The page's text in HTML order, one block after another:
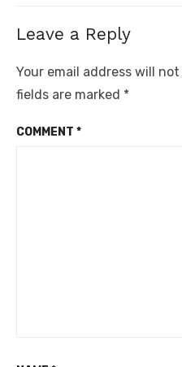
Leave a Reply
Your email address will
fields are marked *
COMMENT *